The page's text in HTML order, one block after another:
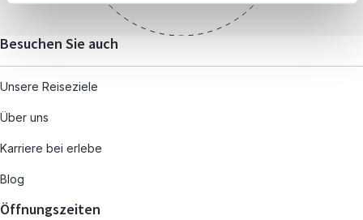
Besuchen Sie auch
Unsere Reiseziele
Über uns
Karriere bei erlebe
Blog
Öffnungszeiten